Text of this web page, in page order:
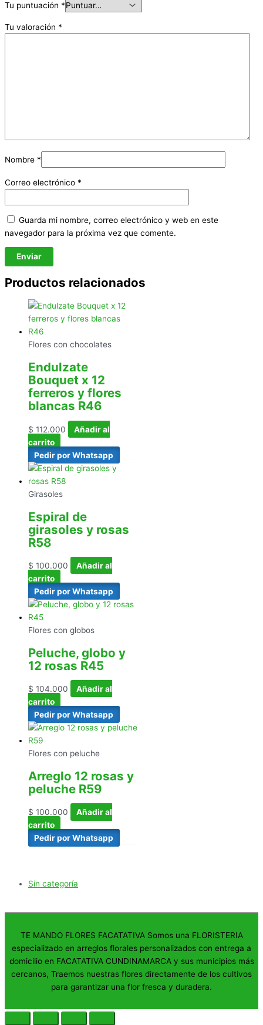
Tu puntuación *
Tu valoración *
Nombre *
Correo electrónico *
Guarda mi nombre, correo electrónico y web en este
navegador para la próxima vez que comente.
Productos relacionados
Flores con chocolates
Endulzate
Bouquet x 12
ferreros y flores
blancas R46
$ 112.000
Añadir al
carrito
Pedir por Whatsapp
Girasoles
Espiral de
girasoles y rosas
R58
$ 100.000
Añadir al
carrito
Pedir por Whatsapp
Flores con globos
Peluche, globo y
12 rosas R45
$ 104.000
Añadir al
carrito
Pedir por Whatsapp
Flores con peluche
Arreglo 12 rosas y
peluche R59
$ 100.000
Añadir al
carrito
Pedir por Whatsapp
Sin categoría
TE MANDO FLORES FACATATIVA Somos una FLORISTERIA
especializado en arreglos florales personalizados con entrega a
domicilio en FACATATIVA CUNDINAMARCA y sus municipios más
cercanos, Traemos nuestras flores directamente de los cultivos
para garantizar una flor fresca y duradera.